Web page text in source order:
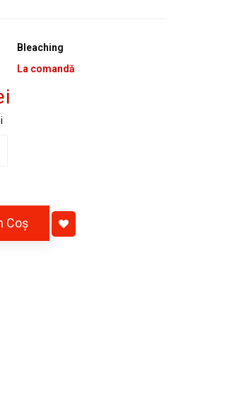
Bleaching
La comandă
Coş